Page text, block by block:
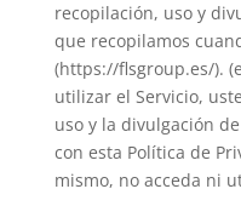
recopilación, uso y
que recopilamos
(https://flsgroup.es/).
utilizar el Servicio,
uso y la divulgación
con esta Política de
mismo, no acceda ni